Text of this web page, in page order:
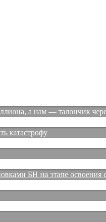
а нам — талончик
катастрофу
БН на этапе освоения